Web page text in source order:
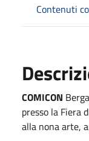
Contenuti
COMICON
presso la Fiera
alla nona arte,